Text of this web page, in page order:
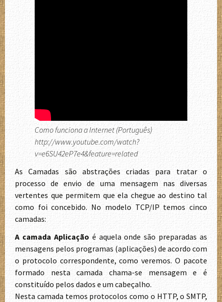
Como funciona a Internet (Português)
http://www.youtube.com/watch?
v=e6SU42eP7e4&feature=related
As Camadas são abstrações criadas para tratar o
processo de envio de uma mensagem nas diversas
vertentes que permitem que ela chegue ao destino tal
como foi concebido. No modelo TCP/IP temos cinco
camadas:
A camada Aplicação é aquela onde são preparadas as
mensagens pelos programas (aplicações) de acordo com
o protocolo correspondente, como veremos. O pacote
formado nesta camada chama-se mensagem e é
constituído pelos dados e um cabeçalho.
Nesta camada temos protocolos como o HTTP, o SMTP,